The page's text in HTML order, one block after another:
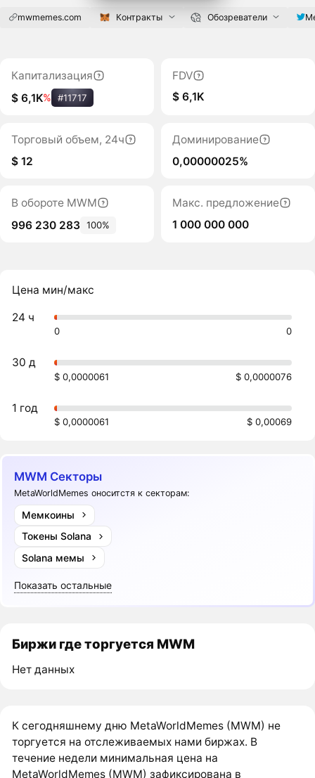
mwmemes.com Контракты Обозреватели
Капитализация
$ 6,1K% #11717
FDV
$ 6,1K
Торговый объем, 24ч
$ 12
Доминирование
0,00000025%
В обороте MWM
996 230 283 100%
Макс. предложение
1 000 000 000
Цена мин/макс
24 ч
0 0
30 д
$ 0,0000061 $ 0,0000076
1 год
$ 0,0000061 $ 0,00069
MWM Секторы
MetaWorldMemes оноситстя к секторам:
Мемкоины
Токены Solana
Solana мемы
Показать остальные
Биржи где торгуется MWM
Нет данных
К сегодняшнему дню MetaWorldMemes (MWM) не
торгуется на отслеживаемых нами биржах. В
течение недели минимальная цена на
MetaWorldMemes (MWM) зафиксирована в